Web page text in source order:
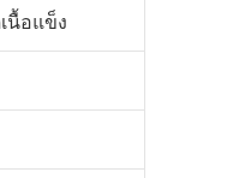
นื้อแข็ง